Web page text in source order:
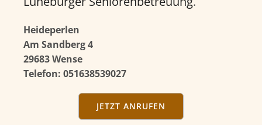
Heideperlen
Am Sandberg 4
29683 Wense
Telefon: 051638539027
JETZT ANRUFEN